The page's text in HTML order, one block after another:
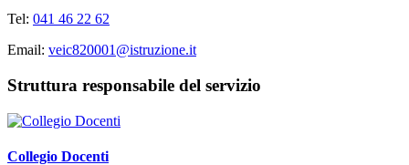
Tel: 041 46 22 62
Email: veic820001@istruzione.it
Struttura responsabile del servizio
Collegio Docenti